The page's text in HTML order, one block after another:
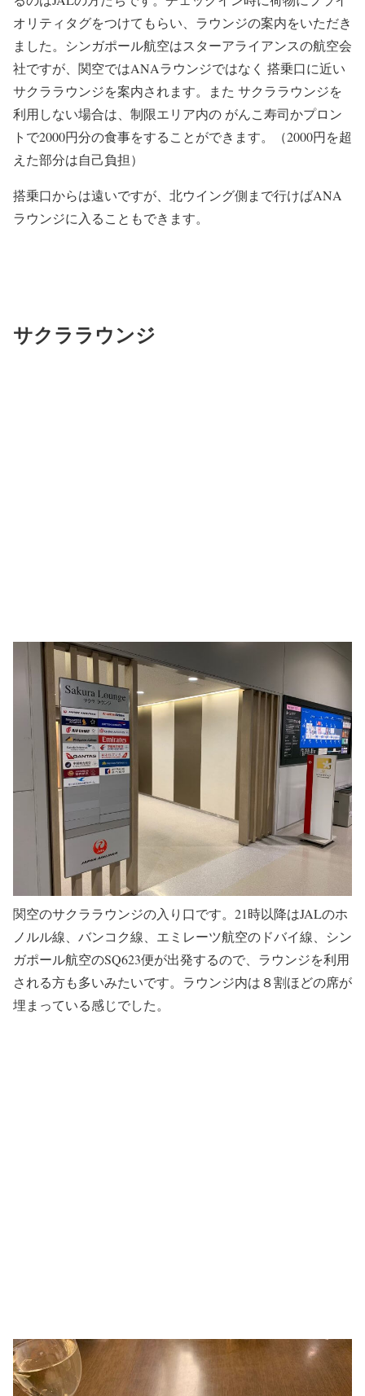
オリティタグをつけてもらい、ラウンジの案内をいただき
ました。シンガポール航空はスターアライアンスの航空会
社ですが、関空ではANAラウンジではなく 搭乗口に近い
サクララウンジを案内されます。また サクララウンジを
利用しない場合は、制限エリア内の がんこ寿司かプロン
トで2000円分の食事をすることができます。（2000円を超
えた部分は自己負担）
搭乗口からは遠いですが、北ウイング側まで行けばANA
ラウンジに入ることもできます。
サクララウンジ
関空のサクララウンジの入り口です。21時以降はJALのホ
ノルル線、バンコク線、エミレーツ航空のドバイ線、シン
ガポール航空のSQ623便が出発するので、ラウンジを利用
される方も多いみたいです。ラウンジ内は８割ほどの席が
埋まっている感じでした。